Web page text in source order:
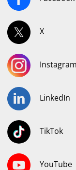
X
Instagram
LinkedIn
TikTok
YouTube